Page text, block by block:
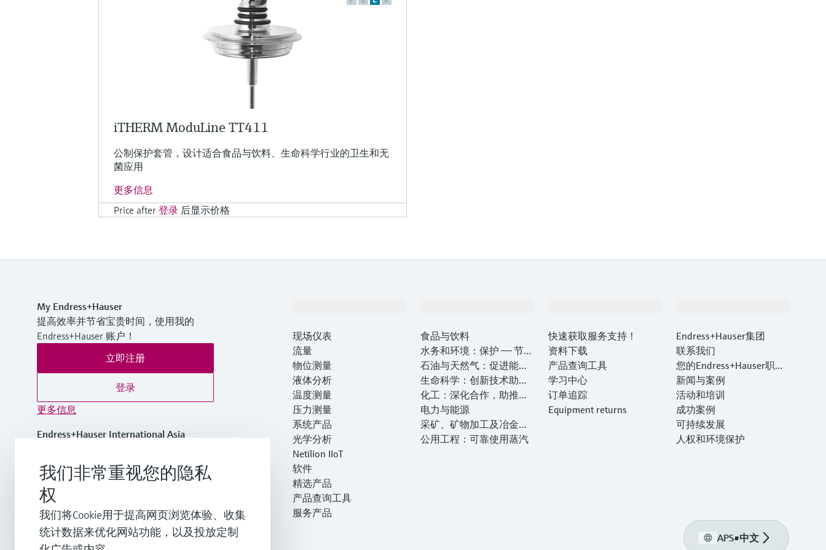
iTHERM ModuLine TT411
公制保护套管，设计适合食品与饮料、生命科学行业的卫生和无
菌应用
更多信息
Price after 登录 后显示价格
My Endress+Hauser
提高效率并节省宝贵时间，使用我的
Endress+Hauser 账户！
立即注册
登录
更多信息
Endress+Hauser International Asia
越南
+84 28 3842 0026
info.vn@endress.com
现场仪表
流量
物位测量
液体分析
温度测量
压力测量
系统产品
光学分析
Netilion IIoT
软件
精选产品
产品查询工具
服务产品
食品与饮料
水务和环境：保护 —— 节约
—— 提高
石油与天然气：促进能源
转型，实现净零目标
生命科学：创新技术助推
卓越运营
化工：深化合作，助推可
持续成功
电力与能源
采矿、矿物加工及冶金：
打造可持续的未来
公用工程：可靠使用蒸汽
快速获取服务支持！
资料下载
产品查询工具
学习中心
订单追踪
Equipment returns
Endress+Hauser集团
联系我们
您的Endress+Hauser职业
生涯
新闻与案例
活动和培训
成功案例
可持续发展
人权和环境保护
APS•中文
我们非常重视您的隐私
权
我们将Cookie用于提高网页浏览体验、收集
统计数据来优化网站功能，以及投放定制